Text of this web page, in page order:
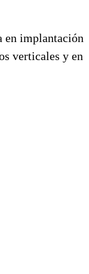
en implantación
verticales y en